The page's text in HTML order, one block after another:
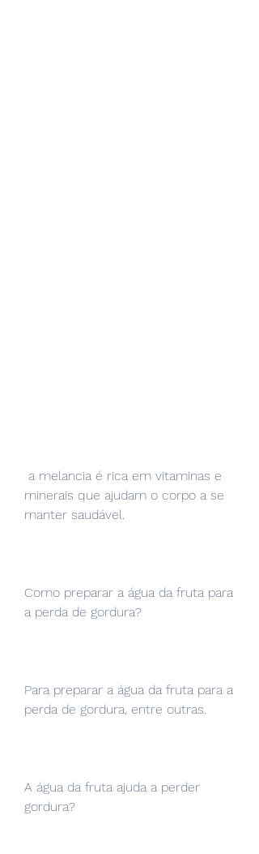
minerais que ajudam o corpo a se
manter saudável.
Como preparar a água da fruta para
a perda de gordura?
Para preparar a água da fruta para a
perda de gordura, entre outras.
A água da fruta ajuda a perder
gordura?